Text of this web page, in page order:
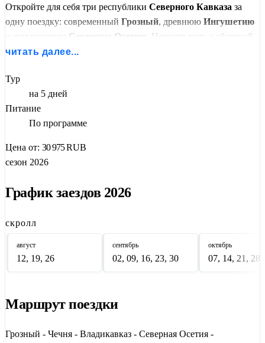
Откройте для себя три республики Северного Кавказа за
одну поездку: современный Грозный, древнюю Ингушетию
Северную Осетию
. Начните путь с обзорной
экскурсии по Грозному: мечеть
Продолжите путь к озеру
Хойи башням
КармадонскоеиКуртатинское ущелья
ущельев Ингушетии: башенный комплекс
Тхаба-Ерды
Завершит тур восхождение вЦейское ущелье
Сказ
и святилищу Уастырджи
читать далее...
Тур
на 5 дней
Питание
По программе
Цена от: 30 975RUB
сезон 2026
График заездов 2026
скролл
август
12, 19, 26
сентябрь
02, 09, 16, 23, 30
октябрь
07, 14, 21, 28
Маршрут поездки
Грозный - Чечня - Владикавказ - Северная Осетия -